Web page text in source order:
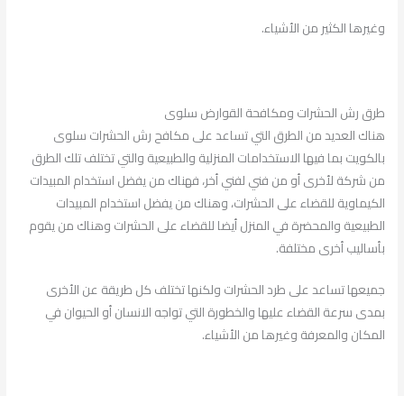
وغيرها الكثير من الأشياء.
طرق رش الحشرات ومكافحة القوارض سلوى
هناك العديد من الطرق التي تساعد على مكافح رش الحشرات سلوى
بالكويت بما فيها الاستخدامات المنزلية والطبيعية والتي تختلف تلك الطرق
من شركة لأخرى أو من فني لفني أخر، فهناك من يفضل استخدام المبيدات
الكيماوية للقضاء على الحشرات، وهناك من يفضل استخدام المبيدات
الطبيعية والمحضرة في المنزل أيضا للقضاء على الحشرات وهناك من يقوم
بأساليب أخرى مختلفة.
جميعها تساعد على طرد الحشرات ولكنها تختلف كل طريقة عن الأخرى
بمدى سرعة القضاء عليها والخطورة التي تواجه الانسان أو الحيوان في
المكان والمعرفة وغيرها من الأشياء.